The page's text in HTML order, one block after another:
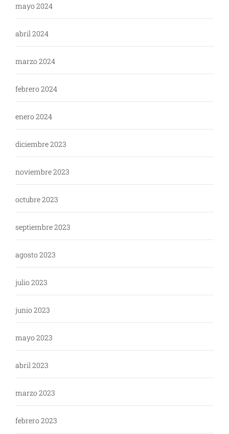
mayo 2024
abril 2024
marzo 2024
febrero 2024
enero 2024
diciembre 2023
noviembre 2023
octubre 2023
septiembre 2023
agosto 2023
julio 2023
junio 2023
mayo 2023
abril 2023
marzo 2023
febrero 2023